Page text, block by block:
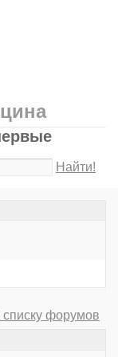
Найти!
списку форумов